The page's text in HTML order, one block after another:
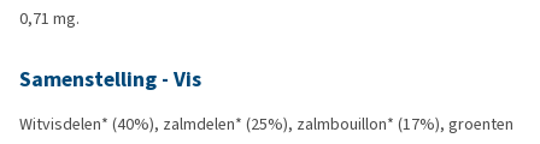
0,71 mg.
Samenstelling - Vis
Witvisdelen* (40%), zalmdelen* (25%), zalmbouillon* (17%), groenten